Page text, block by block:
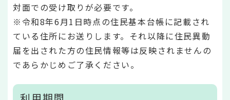
対面での受け取りが必要です。
※令和8年6月1日時点の住民基本台帳に記載され
ている住所にお送りします。それ以降に住民異動
届を出された方の住民情報等は反映されませんの
であらかじめご了承ください。